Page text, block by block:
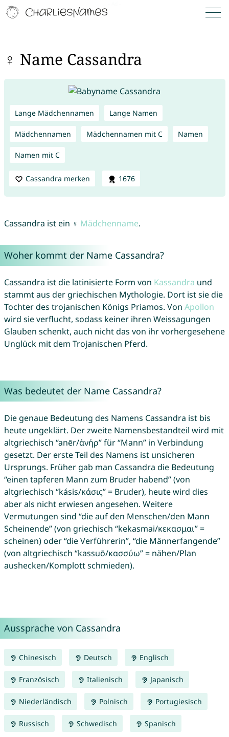
♀ Name Cassandra
Lange Mädchennamen Lange Namen
Mädchennamen Mädchennamen mit C Namen
Namen mit C
Cassandra merken 1676
Cassandra ist ein ♀ Mädchenname.
Woher kommt der Name Cassandra?
Cassandra ist die latinisierte Form von Kassandra und
stammt aus der griechischen Mythologie. Dort ist sie die
Tochter des trojanischen Königs Priamos. Von Apollon
wird sie verflucht, sodass keiner ihren Weissagungen
Glauben schenkt, auch nicht das von ihr vorhergesehene
Unglück mit dem Trojanischen Pferd.
Was bedeutet der Name Cassandra?
Die genaue Bedeutung des Namens Cassandra ist bis
heute ungeklärt. Der zweite Namensbestandteil wird mit
altgriechisch “anēr/ἀνήρ” für “Mann” in Verbindung
gesetzt. Der erste Teil des Namens ist unsicheren
Ursprungs. Früher gab man Cassandra die Bedeutung
“einen tapferen Mann zum Bruder habend” (von
altgriechisch “kásis/κάσις” = Bruder), heute wird dies
aber als nicht erwiesen angesehen. Weitere
Vermutungen sind “die auf den Menschen/den Mann
Scheinende” (von griechisch “kekasmai/κεκασμαι” =
scheinen) oder “die Verführerin”, “die Männerfangende”
(von altgriechisch “kassuō/κασσύω” = nähen/Plan
aushecken/Komplott schmieden).
Aussprache von Cassandra
Chinesisch Deutsch Englisch
Französisch Italienisch Japanisch
Niederländisch Polnisch Portugiesisch
Russisch Schwedisch Spanisch